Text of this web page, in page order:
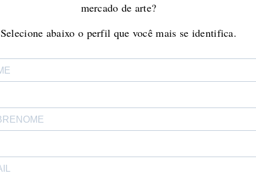
mercado de arte?
Selecione abaixo o perfil que você mais se identifica.